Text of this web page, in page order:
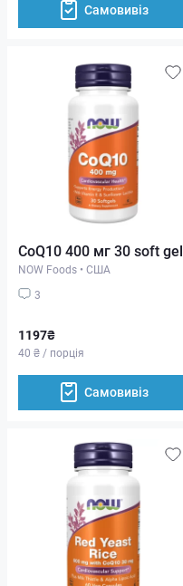
Самовивіз
CoQ10 400 мг 30 soft gel
NOW Foods • США
3
1197₴
40 ₴ / порція
Самовивіз